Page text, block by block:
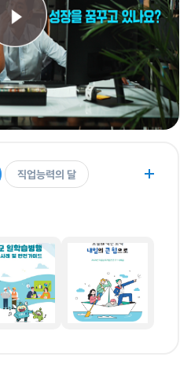
원개발위원회
적자원개발위원회
련 과정소개
인프라 지원
달
발컨퍼런스
력풀
담 주치의
직업능력의 달